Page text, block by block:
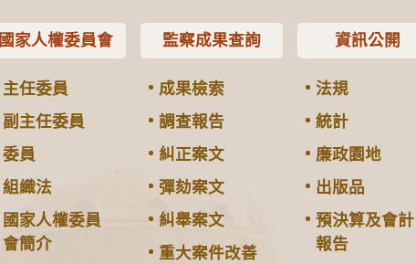
國家人權委員會
主任委員
副主任委員
委員
組織法
國家人權委員
會簡介
監察成果查詢
成果檢索
調查報告
糾正案文
彈劾案文
糾舉案文
重大案件改善
資訊公開
法規
統計
廉政園地
出版品
預決算及會計
報告